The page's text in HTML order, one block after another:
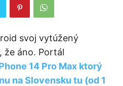
svoj vytúžený
že áno. Portál
14 Pro Max ktorý
na Slovensku tu (od 1